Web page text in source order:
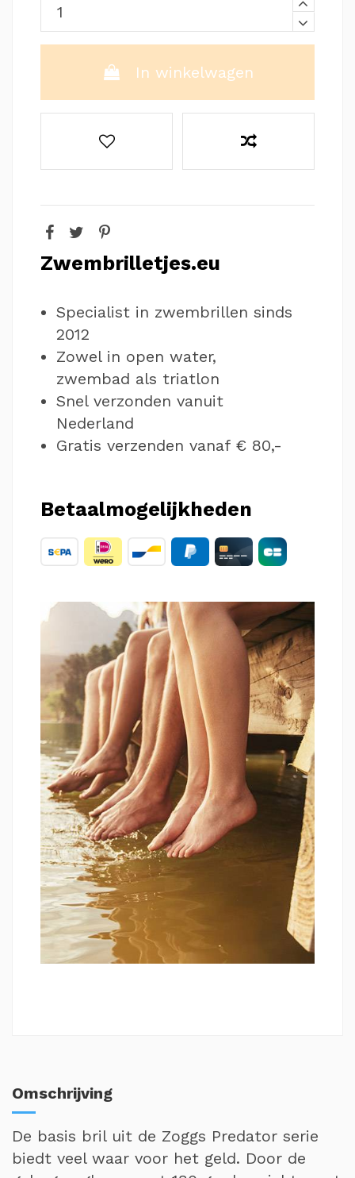
In winkelwagen
Zwembrilletjes.eu
Specialist in zwembrillen sinds
2012
Zowel in open water,
zwembad als triatlon
Snel verzonden vanuit
Nederland
Gratis verzenden vanaf € 80,-
Betaalmogelijkheden
Omschrijving
De basis bril uit de Zoggs Predator serie
biedt veel waar voor het geld. Door de